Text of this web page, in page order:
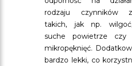
rodzaju czynników
takich, jak np.
suche powietrze czy
mikropęknięć.
bardzo lekki, co